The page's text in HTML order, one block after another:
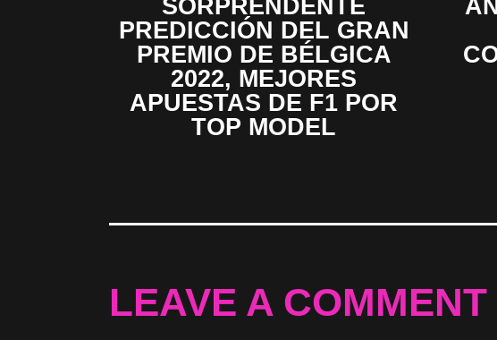
PREDICCIÓN DEL GRAN
PREMIO DE BÉLGICA
2022, MEJORES
APUESTAS DE F1 POR
TOP MODEL
LEAVE A COMMENT